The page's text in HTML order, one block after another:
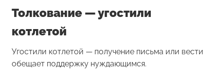
Толкование — угостили
котлетой
Угостили котлетой — получение письма или вести
обещает поддержку нуждающимся.